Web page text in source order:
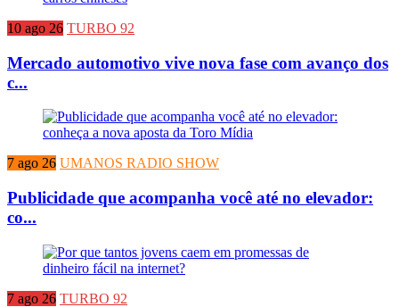
10 ago 26 TURBO 92
Mercado automotivo vive nova fase com avanço dos
c...
7 ago 26 UMANOS RADIO SHOW
Publicidade que acompanha você até no elevador:
co...
7 ago 26 TURBO 92